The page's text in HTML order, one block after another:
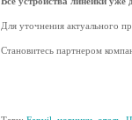
Для уточнения актуального
Становитесь партнером